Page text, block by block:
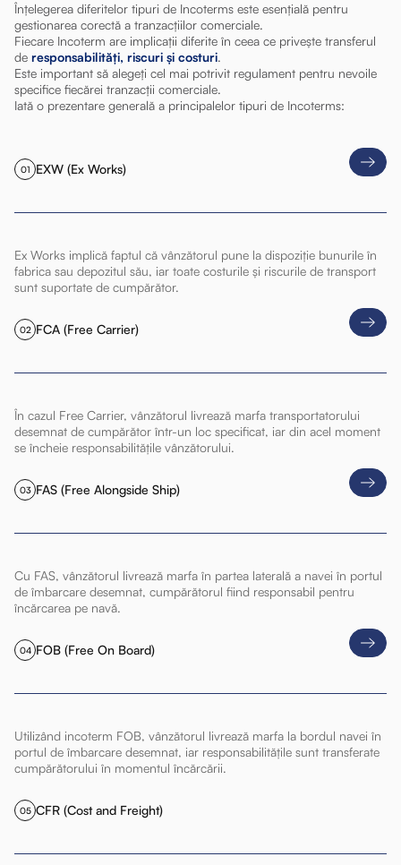
Înțelegerea diferitelor tipuri de Incoterms este esențială pentru
gestionarea corectă a tranzacțiilor comerciale.
Fiecare Incoterm are implicații diferite în ceea ce privește transferul
de responsabilități, riscuri și costuri.
Este important să alegeți cel mai potrivit regulament pentru nevoile
specifice fiecărei tranzacții comerciale.
Iată o prezentare generală a principalelor tipuri de Incoterms:
01 EXW (Ex Works)
Ex Works implică faptul că vânzătorul pune la dispoziție bunurile în
fabrica sau depozitul său, iar toate costurile și riscurile de transport
sunt suportate de cumpărător.
02 FCA (Free Carrier)
În cazul Free Carrier, vânzătorul livrează marfa transportatorului
desemnat de cumpărător într-un loc specificat, iar din acel moment
se încheie responsabilitățile vânzătorului.
03 FAS (Free Alongside Ship)
Cu FAS, vânzătorul livrează marfa în partea laterală a navei în portul
de îmbarcare desemnat, cumpărătorul fiind responsabil pentru
încărcarea pe navă.
04 FOB (Free On Board)
Utilizând incoterm FOB, vânzătorul livrează marfa la bordul navei în
portul de îmbarcare desemnat, iar responsabilitățile sunt transferate
cumpărătorului în momentul încărcării.
05 CFR (Cost and Freight)